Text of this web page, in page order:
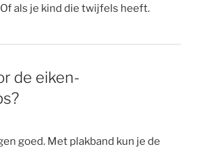
als je kind die twijfels heeft.
de eiken-
goed. Met plakband kun je de